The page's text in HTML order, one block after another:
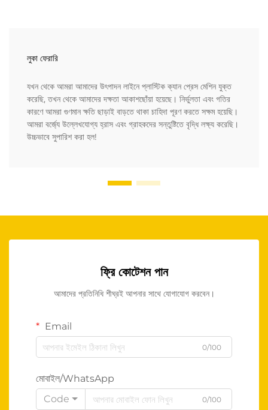
লুকা ফেরারি
যখন থেকে আমরা আমাদের উৎপাদন লাইনে প্লাস্টিক ক্যান প্রেস মেশিন যুক্ত
করেছি, তখন থেকে আমাদের দক্ষতা আকাশছোঁয়া হয়েছে। নির্ভুলতা এবং গতির
কারণে আমরা গুণমান ক্ষতি ছাড়াই বাড়তে থাকা চাহিদা পূরণ করতে সক্ষম হয়েছি।
আমরা বর্জ্যে উল্লেখযোগ্য হ্রাস এবং গ্রাহকদের সন্তুষ্টিতে বৃদ্ধি লক্ষ্য করেছি।
উচ্চভাবে সুপারিশ করা হল!
ফ্রি কোটেশন পান
আমাদের প্রতিনিধি শীঘ্রই আপনার সাথে যোগাযোগ করবেন।
Email
0/100
মোবাইল/WhatsApp
Code
0/100